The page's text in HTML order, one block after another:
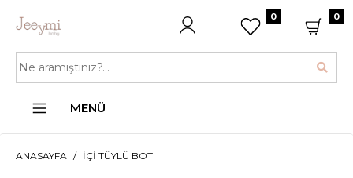
0 0
MENÜ
ANASAYFA İÇI TÜYLÜ BOT